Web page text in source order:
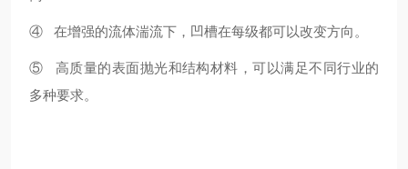
④ 在增强的流体湍流下，凹槽在每级都可以改变方向。
⑤ 高质量的表面抛光和结构材料，可以满足不同行业的
多种要求。